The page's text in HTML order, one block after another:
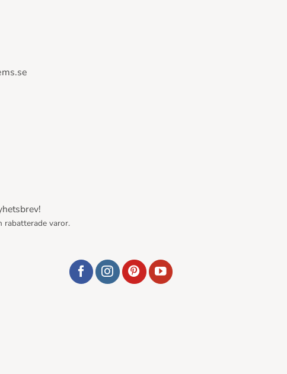
rabatterade varor.